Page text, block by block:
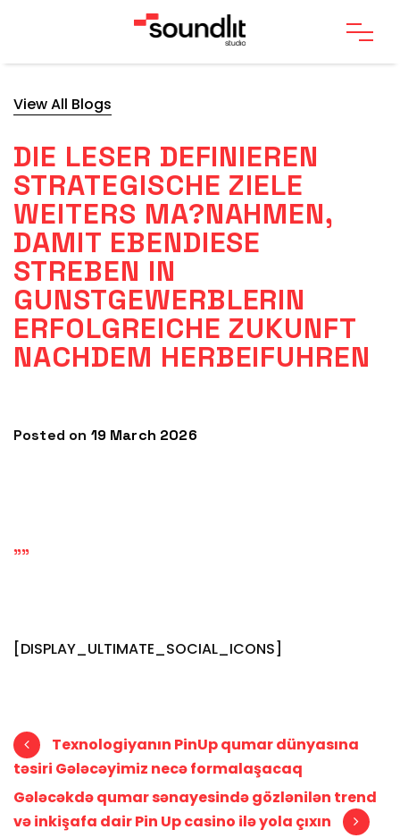
View All Blogs
DIE LESER DEFINIEREN
STRATEGISCHE ZIELE
WEITERS MA?NAHMEN,
DAMIT EBENDIESE
STREBEN IN
GUNSTGEWERBLERIN
ERFOLGREICHE ZUKUNFT
NACHDEM HERBEIFUHREN
Posted on 19 March 2026
""
[DISPLAY_ULTIMATE_SOCIAL_ICONS]
Post navigation
Texnologiyanın PinUp qumar dünyasına
təsiri Gələcəyimiz necə formalaşacaq
Gələcəkdə qumar sənayesində gözlənilən trend
və inkişafa dair Pin Up casino ilə yola çıxın